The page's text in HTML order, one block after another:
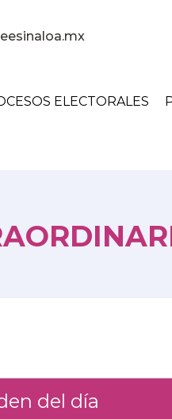
ELECTORALES
del día